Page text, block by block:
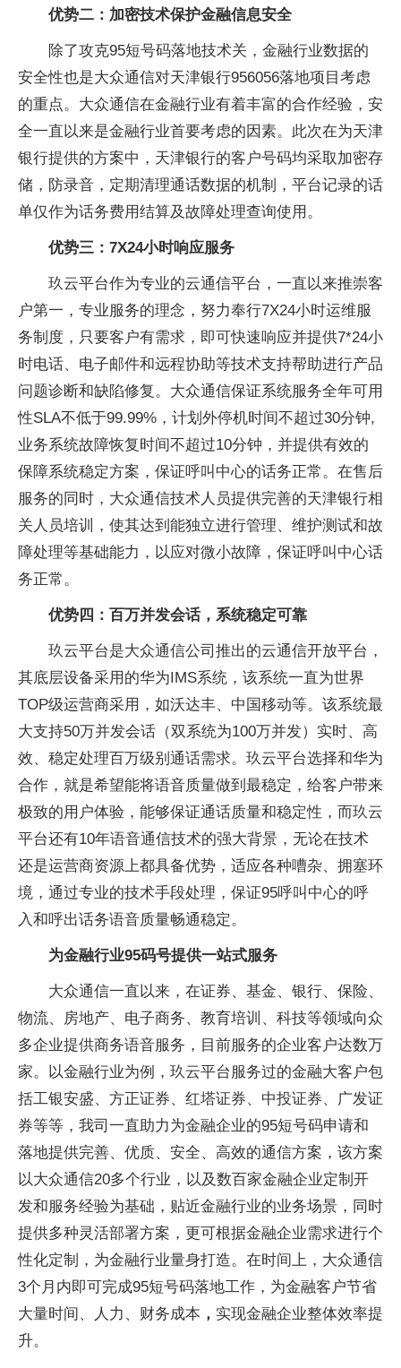
优势二：加密技术保护金融信息安全
除了攻克95短号码落地技术关，金融行业数据的
安全性也是大众通信对天津银行956056落地项目考虑
的重点。大众通信在金融行业有着丰富的合作经验，安
全一直以来是金融行业首要考虑的因素。此次在为天津
银行提供的方案中，天津银行的客户号码均采取加密存
储，防录音，定期清理通话数据的机制，平台记录的话
单仅作为话务费用结算及故障处理查询使用。
优势三：7X24小时响应服务
玖云平台作为专业的云通信平台，一直以来推崇客
户第一，专业服务的理念，努力奉行7X24小时运维服
务制度，只要客户有需求，即可快速响应并提供7*24小
时电话、电子邮件和远程协助等技术支持帮助进行产品
问题诊断和缺陷修复。大众通信保证系统服务全年可用
性SLA不低于99.99%，计划外停机时间不超过30分钟,
业务系统故障恢复时间不超过10分钟，并提供有效的
保障系统稳定方案，保证呼叫中心的话务正常。在售后
服务的同时，大众通信技术人员提供完善的天津银行相
关人员培训，使其达到能独立进行管理、维护测试和故
障处理等基础能力，以应对微小故障，保证呼叫中心话
务正常。
优势四：百万并发会话，系统稳定可靠
玖云平台是大众通信公司推出的云通信开放平台，
其底层设备采用的华为IMS系统，该系统一直为世界
TOP级运营商采用，如沃达丰、中国移动等。该系统最
大支持50万并发会话（双系统为100万并发）实时、高
效、稳定处理百万级别通话需求。玖云平台选择和华为
合作，就是希望能将语音质量做到最稳定，给客户带来
极致的用户体验，能够保证通话质量和稳定性，而玖云
平台还有10年语音通信技术的强大背景，无论在技术
还是运营商资源上都具备优势，适应各种嘈杂、拥塞环
境，通过专业的技术手段处理，保证95呼叫中心的呼
入和呼出话务语音质量畅通稳定。
为金融行业95码号提供一站式服务
大众通信一直以来，在证券、基金、银行、保险、
物流、房地产、电子商务、教育培训、科技等领域向众
多企业提供商务语音服务，目前服务的企业客户达数万
家。以金融行业为例，玖云平台服务过的金融大客户包
括工银安盛、方正证券、红塔证券、中投证券、广发证
券等等，我司一直助力为金融企业的95短号码申请和
落地提供完善、优质、安全、高效的通信方案，该方案
以大众通信20多个行业，以及数百家金融企业定制开
发和服务经验为基础，贴近金融行业的业务场景，同时
提供多种灵活部署方案，更可根据金融企业需求进行个
性化定制，为金融行业量身打造。在时间上，大众通信
3个月内即可完成95短号码落地工作，为金融客户节省
大量时间、人力、财务成本 ， 实现金融企业整体效率提
升。